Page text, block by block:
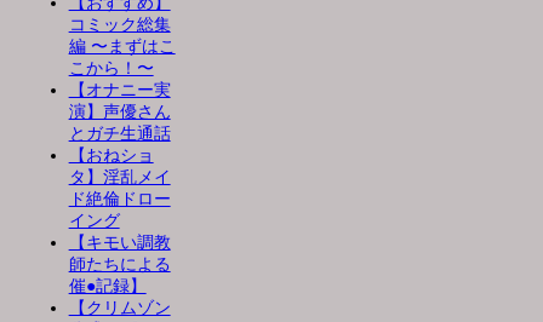
コミック総集
編 〜まずはこ
こから！〜
【オナニー実
演】声優さん
とガチ生通話
【おねショ
タ】淫乱メイ
ド絶倫ドロー
イング
【キモい調教
師たちによる
催●記録】
【クリムゾン